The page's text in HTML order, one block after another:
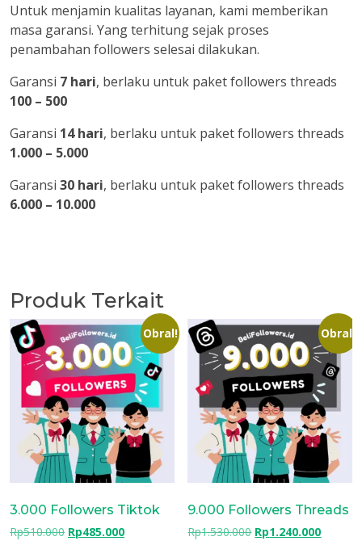
Untuk menjamin kualitas layanan, kami memberikan
masa garansi. Yang terhitung sejak proses
penambahan followers selesai dilakukan.
Garansi 7 hari, berlaku untuk paket followers threads
100 – 500
Garansi 14 hari, berlaku untuk paket followers threads
1.000 – 5.000
Garansi 30 hari, berlaku untuk paket followers threads
6.000 – 10.000
Produk Terkait
Obral!
3.000 Followers Tiktok
Rp510.000 Harga
Rp485.000Harga
Obral!
9.000 Followers Threads
Rp1.530.000 Harga
Rp1.240.000Harga